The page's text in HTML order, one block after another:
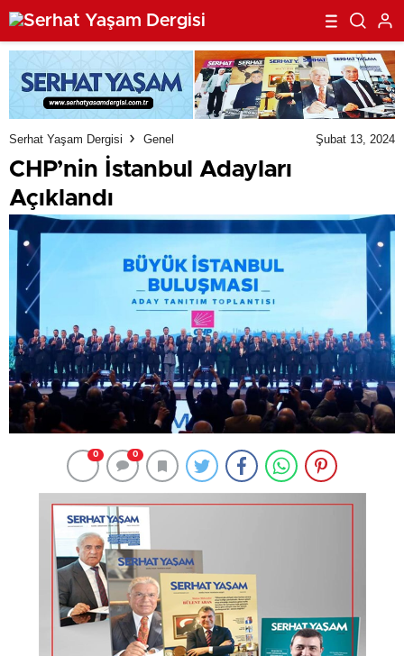
Serhat Yaşam Dergisi Genel Şubat 13, 2024
CHP’nin İstanbul Adayları
Açıklandı
0 0